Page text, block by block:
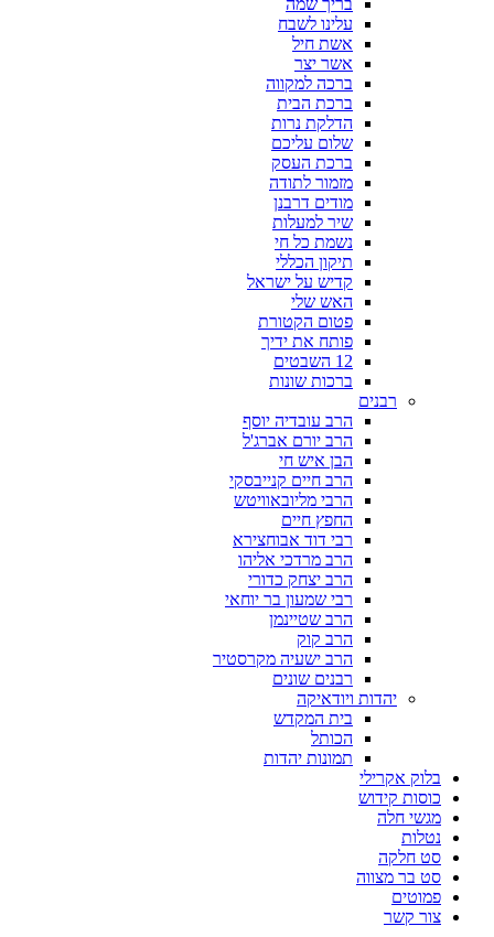
עלינו לשבח
אשת חיל
אשר יצר
ברכה למקווה
ברכת הבית
הדלקת נרות
שלום עליכם
ברכת העסק
מזמור לתודה
מודים דרבנן
שיר למעלות
נשמת כל חי
תיקון הכללי
קדיש על ישראל
האש שלי
פטום הקטורת
פותח את ידיך
12 השבטים
ברכות שונות
רבנים
הרב עובדיה יוסף
הרב יורם אברג'ל
הבן איש חי
הרב חיים קנייבסקי
הרבי מליובאוויטש
החפץ חיים
רבי דוד אבוחצירא
הרב מרדכי אליהו
הרב יצחק כדורי
רבי שמעון בר יוחאי
הרב שטיינמן
הרב קוק
הרב ישעיה מקרסטיר
רבנים שונים
יהדות ויודאיקה
בית המקדש
הכותל
תמונות יהדות
בלוק אקרילי
כוסות קידוש
מגשי חלה
נטלות
סט חלקה
סט בר מצווה
פמוטים
צור קשר